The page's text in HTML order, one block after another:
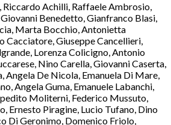
Riccardo Achilli, Raffaele Ambrosio,
Benedetto, Gianfranco Blasi,
Marta Bocchio, Antonietta
Cacciatore, Giuseppe Cancellieri,
Lorenza Colicigno, Antonio
Nino Carella, Giovanni Caserta,
Angela De Nicola, Emanuela Di Mare,
Angela Guma, Emanuele Labanchi,
Moliterni, Federico Mussuto,
Ernesto Piragine, Lucio Tufano, Dino
Di Geronimo, Domenico Friolo,